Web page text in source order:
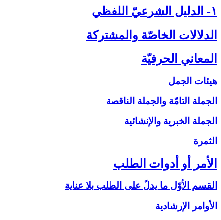
۱- الدليل الشرعيّ اللفظي‏
الدلالات الخاصّة والمشتركة
المعاني الحرفيّة
هيئات الجمل
الجملة التامّة والجملة الناقصة
الجملة الخبرية والإنشائية
الثمرة
الأمر أو أدوات الطلب‏
القسم الأوّل ما يدلّ على الطلب بلا عناية
الأوامر الإرشادية